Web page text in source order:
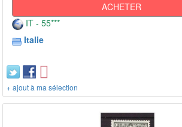
ACHETER
IT - 55***
Italie
+ ajout à ma sélection